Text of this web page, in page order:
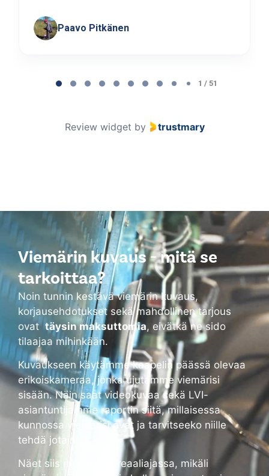
Paavo Pitkänen
1 / 51
Review widget by trustmary
Viemärin kuvaus - mitä se
tarkoittaa?
Noin tunnin kestävä viemärin kuvaus,
korjausehdotukset sekä mahdollinen tarjous
ovat täysin maksuttomia, eivätkä ne sido
tilaajaa mihinkään.
Kuvaukseen käytämme kaapelin päässä olevaa
erikoiskameraa, jonka ujutamme viemärisi
sisään. Näin saat videokuvaa sekä LVI-
asiantuntijamme raportin siitä, millaisessa
kunnossa viemärisi ovat ja tarvitseeko niille
tehdä jotain.
Näet siis monitorilta reaaliajassa, mikäli